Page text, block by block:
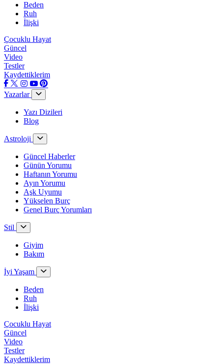
Beden
Ruh
İlişki
Çocuklu Hayat
Güncel
Video
Testler
Kaydettiklerim
Yazarlar
Yazı Dizileri
Blog
Astroloji
Güncel Haberler
Günün Yorumu
Haftanın Yorumu
Ayın Yorumu
Aşk Uyumu
Yükselen Burç
Genel Burç Yorumları
Stil
Giyim
Bakım
İyi Yaşam
Beden
Ruh
İlişki
Çocuklu Hayat
Güncel
Video
Testler
Kaydettiklerim